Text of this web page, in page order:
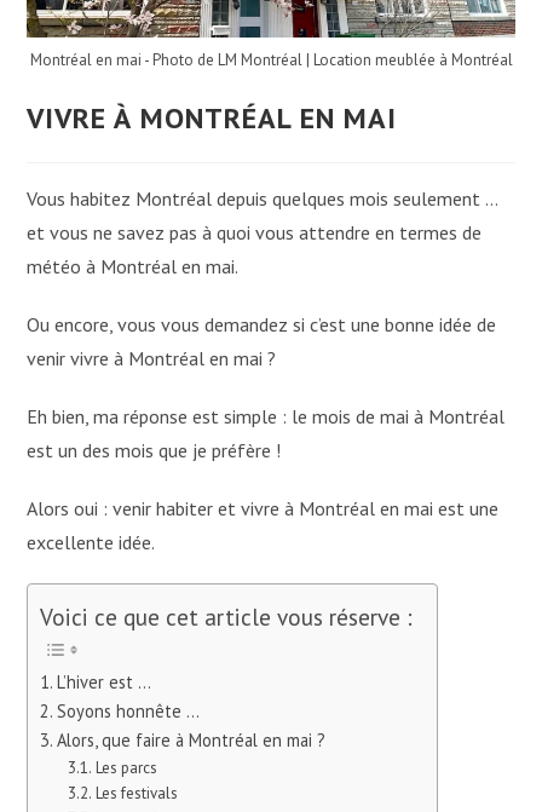
Montréal en mai - Photo de LM Montréal | Location meublée à Montréal
VIVRE À MONTRÉAL EN MAI
Vous habitez Montréal depuis quelques mois seulement …
et vous ne savez pas à quoi vous attendre en termes de
météo à Montréal en mai.
Ou encore, vous vous demandez si c’est une bonne idée de
venir vivre à Montréal en mai ?
Eh bien, ma réponse est simple : le mois de mai à Montréal
est un des mois que je préfère !
Alors oui : venir habiter et vivre à Montréal en mai est une
excellente idée.
Voici ce que cet article vous réserve :
L’hiver est …
Soyons honnête …
Alors, que faire à Montréal en mai ?
Les parcs
Les festivals